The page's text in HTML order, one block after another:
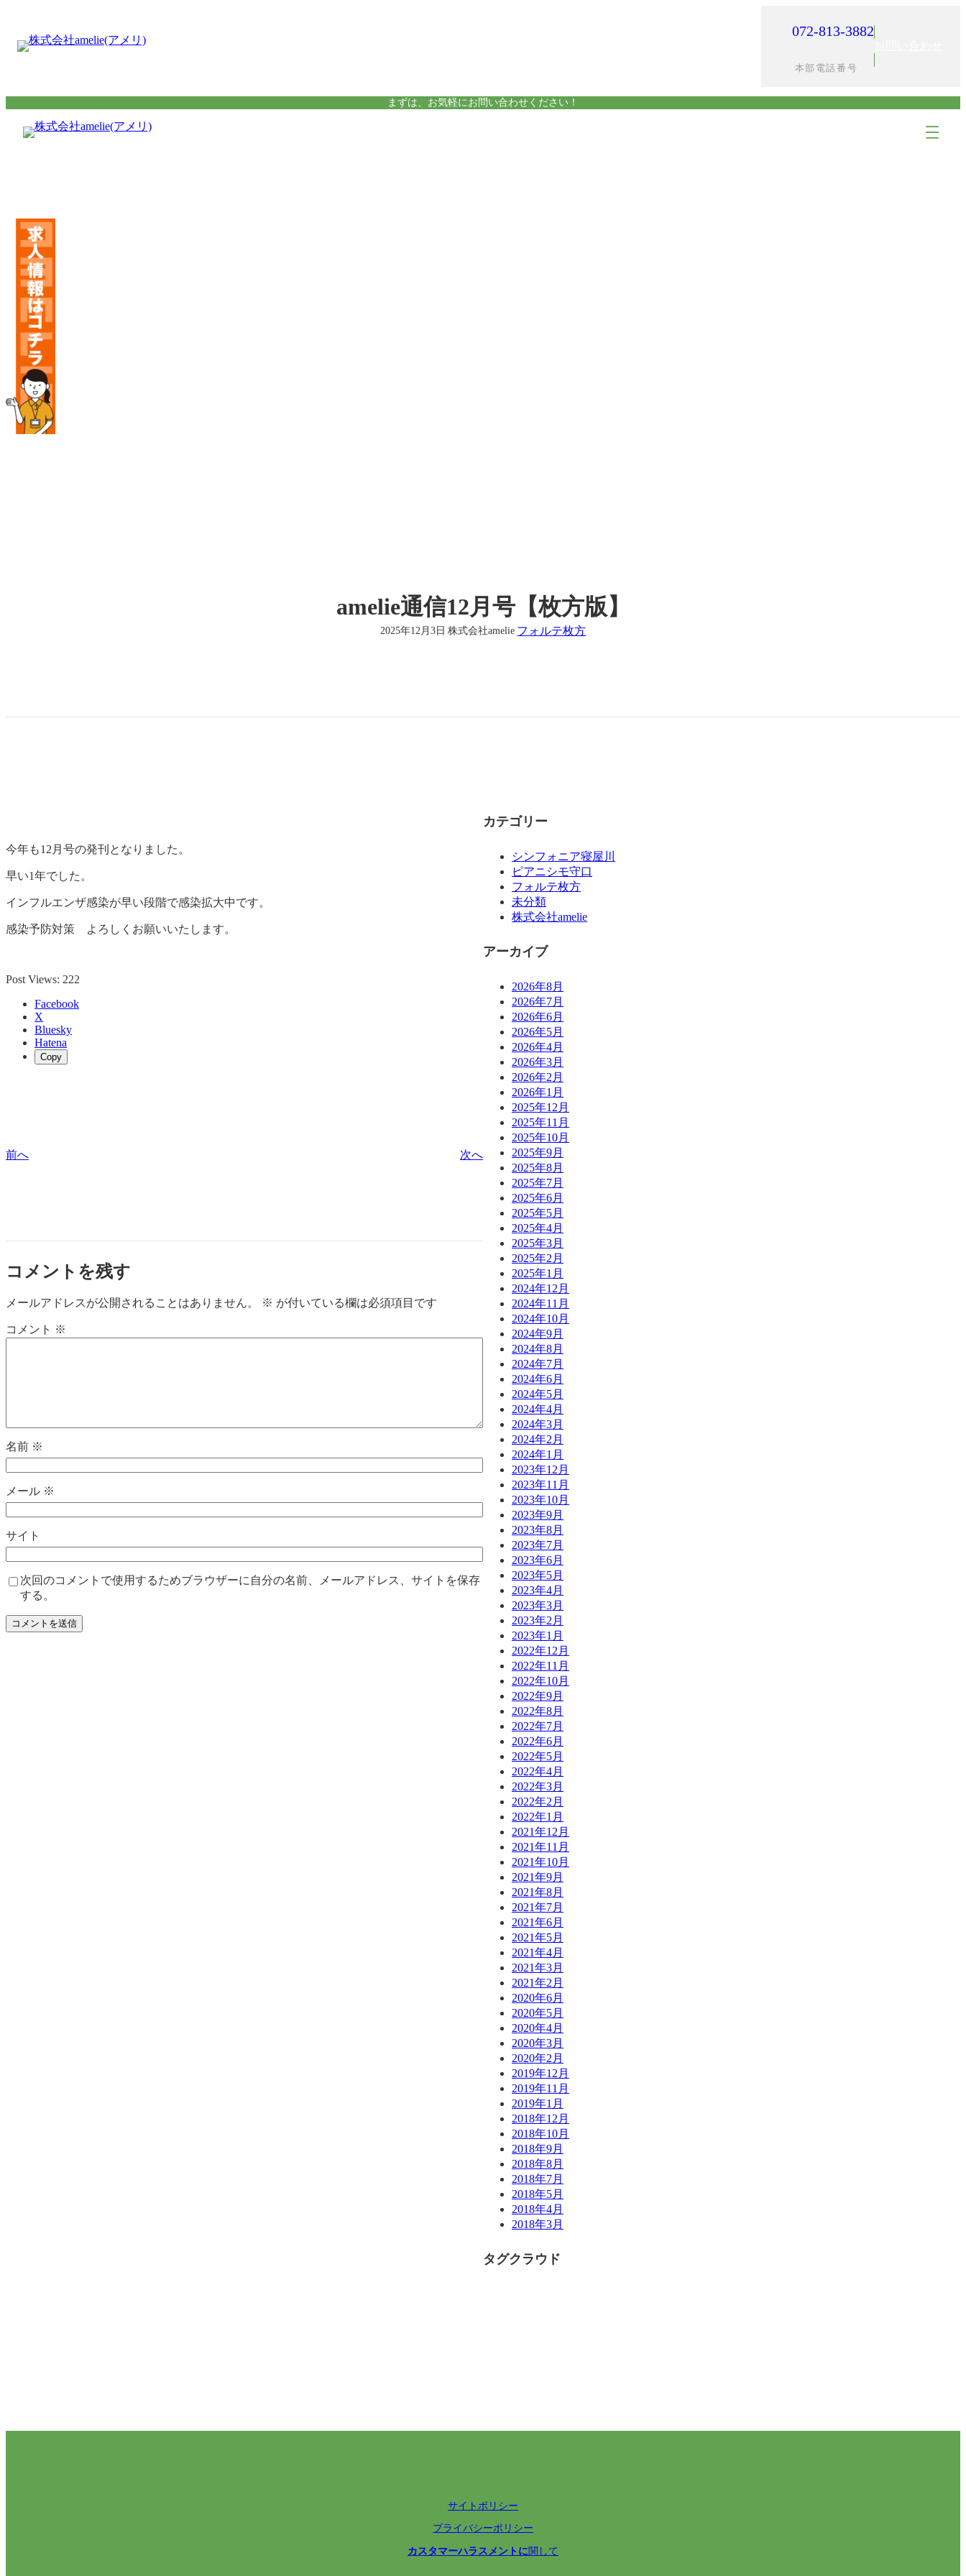
072-813-3882
本部電話番号
まずは、お気軽にお問い合わせください！
amelie通信12月号【枚方版】
2025年12月3日 株式会社amelie フォルテ枚方
今年も12月号の発刊となりました。
早い1年でした。
インフルエンザ感染が早い段階で感染拡大中です。
感染予防対策 よろしくお願いいたします。
Post Views: 222
Facebook
X
Bluesky
Hatena
Copy
前へ 次へ
コメントを残す
メールアドレスが公開されることはありません。 ※ が付いている欄は必須項目です
コメント ※
名前 ※
メール ※
サイト
次回のコメントで使用するためブラウザーに自分の名前、メールアドレス、サイトを保存
する。
カテゴリー
シンフォニア寝屋川
ピアニシモ守口
フォルテ枚方
未分類
株式会社amelie
アーカイブ
2026年8月
2026年7月
2026年6月
2026年5月
2026年4月
2026年3月
2026年2月
2026年1月
2025年12月
2025年11月
2025年10月
2025年9月
2025年8月
2025年7月
2025年6月
2025年5月
2025年4月
2025年3月
2025年2月
2025年1月
2024年12月
2024年11月
2024年10月
2024年9月
2024年8月
2024年7月
2024年6月
2024年5月
2024年4月
2024年3月
2024年2月
2024年1月
2023年12月
2023年11月
2023年10月
2023年9月
2023年8月
2023年7月
2023年6月
2023年5月
2023年4月
2023年3月
2023年2月
2023年1月
2022年12月
2022年11月
2022年10月
2022年9月
2022年8月
2022年7月
2022年6月
2022年5月
2022年4月
2022年3月
2022年2月
2022年1月
2021年12月
2021年11月
2021年10月
2021年9月
2021年8月
2021年7月
2021年6月
2021年5月
2021年4月
2021年3月
2021年2月
2020年6月
2020年5月
2020年4月
2020年3月
2020年2月
2019年12月
2019年11月
2019年1月
2018年12月
2018年10月
2018年9月
2018年8月
2018年7月
2018年5月
2018年4月
2018年3月
タグクラウド
サイトポリシー
プライバシーポリシー
カスタマーハラスメントに関して